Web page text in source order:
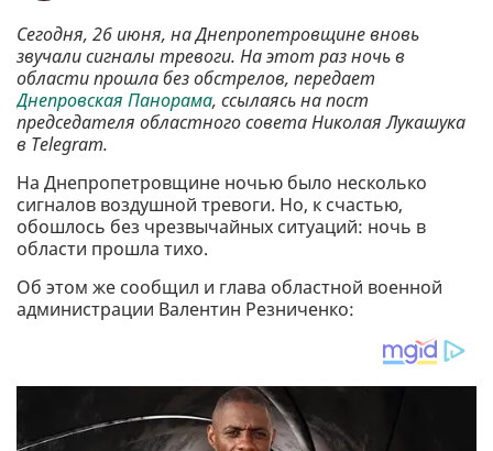
Сегодня, 26 июня, на Днепропетровщине вновь
звучали сигналы тревоги. На этот раз ночь в
области прошла без обстрелов, передает
Днепровская Панорама, ссылаясь на пост
председателя областного совета Николая Лукашука
в Telegram.
На Днепропетровщине ночью было несколько
сигналов воздушной тревоги. Но, к счастью,
обошлось без чрезвычайных ситуаций: ночь в
области прошла тихо.
Об этом же сообщил и глава областной военной
администрации Валентин Резниченко: